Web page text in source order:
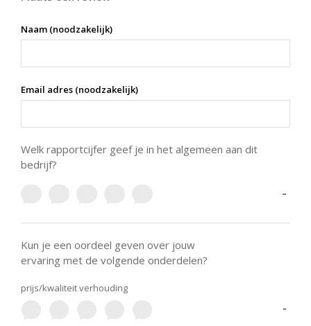
Naam (noodzakelijk)
Email adres (noodzakelijk)
Welk rapportcijfer geef je in het algemeen aan dit
bedrijf?
-
Kun je een oordeel geven over jouw
ervaring met de volgende onderdelen?
prijs/kwaliteit verhouding
-